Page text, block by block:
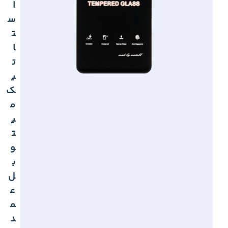
ا
س
ت
ا
ت
ی
ک
م
ی
ت
و
ب
ل
ع
م
د